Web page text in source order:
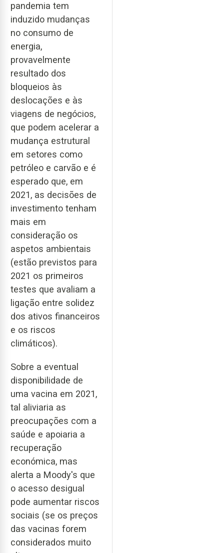
pandemia tem
induzido mudanças
no consumo de
energia,
provavelmente
resultado dos
bloqueios às
deslocações e às
viagens de negócios,
que podem acelerar a
mudança estrutural
em setores como
petróleo e carvão e é
esperado que, em
2021, as decisões de
investimento tenham
mais em
consideração os
aspetos ambientais
(estão previstos para
2021 os primeiros
testes que avaliam a
ligação entre solidez
dos ativos financeiros
e os riscos
climáticos).
Sobre a eventual
disponibilidade de
uma vacina em 2021,
tal aliviaria as
preocupações com a
saúde e apoiaria a
recuperação
económica, mas
alerta a Moody's que
o acesso desigual
pode aumentar riscos
sociais (se os preços
das vacinas forem
considerados muito